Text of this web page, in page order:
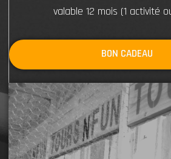
valable 12 mois (1 activité
BON CADEAU